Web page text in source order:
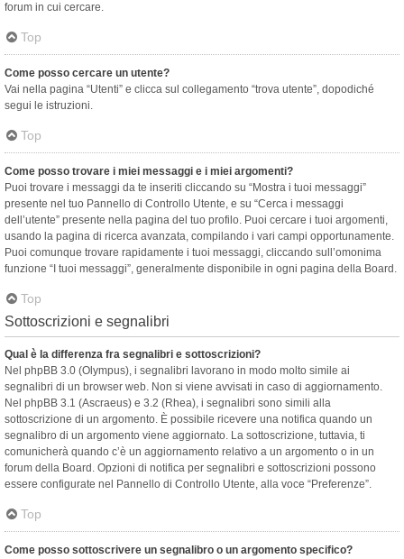
forum in cui cercare.
Top
Come posso cercare un utente?
Vai nella pagina “Utenti” e clicca sul collegamento “trova utente”, dopodiché
segui le istruzioni.
Top
Come posso trovare i miei messaggi e i miei argomenti?
Puoi trovare i messaggi da te inseriti cliccando su “Mostra i tuoi messaggi”
presente nel tuo Pannello di Controllo Utente, e su “Cerca i messaggi
dell’utente” presente nella pagina del tuo profilo. Puoi cercare i tuoi argomenti,
usando la pagina di ricerca avanzata, compilando i vari campi opportunamente.
Puoi comunque trovare rapidamente i tuoi messaggi, cliccando sull’omonima
funzione “I tuoi messaggi”, generalmente disponibile in ogni pagina della Board.
Top
Sottoscrizioni e segnalibri
Qual è la differenza fra segnalibri e sottoscrizioni?
Nel phpBB 3.0 (Olympus), i segnalibri lavorano in modo molto simile ai
segnalibri di un browser web. Non si viene avvisati in caso di aggiornamento.
Nel phpBB 3.1 (Ascraeus) e 3.2 (Rhea), i segnalibri sono simili alla
sottoscrizione di un argomento. È possibile ricevere una notifica quando un
segnalibro di un argomento viene aggiornato. La sottoscrizione, tuttavia, ti
comunicherà quando c’è un aggiornamento relativo a un argomento o in un
forum della Board. Opzioni di notifica per segnalibri e sottoscrizioni possono
essere configurate nel Pannello di Controllo Utente, alla voce “Preferenze”.
Top
Come posso sottoscrivere un segnalibro o un argomento specifico?